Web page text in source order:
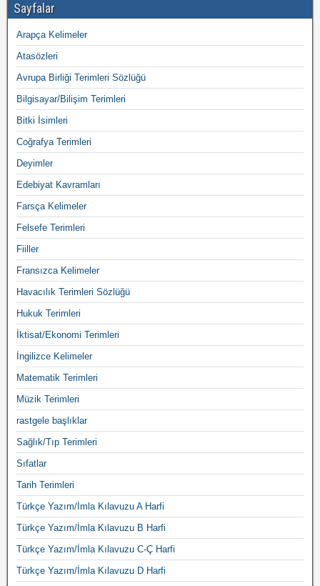
Sayfalar
Arapça Kelimeler
Atasözleri
Avrupa Birliği Terimleri Sözlüğü
Bilgisayar/Bilişim Terimleri
Bitki İsimleri
Coğrafya Terimleri
Deyimler
Edebiyat Kavramları
Farsça Kelimeler
Felsefe Terimleri
Fiiller
Fransızca Kelimeler
Havacılık Terimleri Sözlüğü
Hukuk Terimleri
İktisat/Ekonomi Terimleri
İngilizce Kelimeler
Matematik Terimleri
Müzik Terimleri
rastgele başlıklar
Sağlık/Tıp Terimleri
Sıfatlar
Tarih Terimleri
Türkçe Yazım/İmla Kılavuzu A Harfi
Türkçe Yazım/İmla Kılavuzu B Harfi
Türkçe Yazım/İmla Kılavuzu C-Ç Harfi
Türkçe Yazım/İmla Kılavuzu D Harfi